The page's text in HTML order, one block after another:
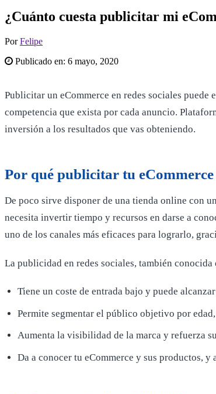
¿Cuánto cuesta publicitar mi
PorFelipe
Publicado en: 6 mayo, 2020
Publicitar un eCommerce en redes sociales
competencia que exista por cada anuncio.
inversión a los resultados que vas obteniendo.
Por qué publicitar tu eCommerce
De poco sirve disponer de una tienda online con
necesita invertir tiempo y recursos en darse a
uno de los canales más eficaces para lograrlo,
La publicidad en redes sociales, también
Tiene un coste de entrada bajo y puede
Permite segmentar el público objetivo por
Aumenta la visibilidad de la marca y refuerza
Da a conocer tu eCommerce y sus productos,